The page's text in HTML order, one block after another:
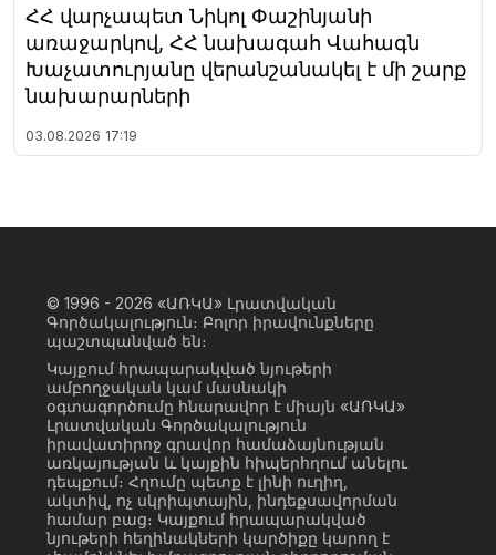
ՀՀ վարչապետ Նիկոլ Փաշինյանի
առաջարկով, ՀՀ նախագահ Վահագն
Խաչատուրյանը վերանշանակել է մի շարք
նախարարների
03.08.2026 17:19
© 1996 - 2026 «ԱՌԿԱ» Լրատվական
Գործակալություն։ Բոլոր իրավունքները
պաշտպանված են։
Կայքում հրապարակված նյութերի
ամբողջական կամ մասնակի
օգտագործումը հնարավոր է միայն «ԱՌԿԱ»
Լրատվական Գործակալություն
իրավատիրոջ գրավոր համաձայնության
առկայության և կայքին հիպերհղում անելու
դեպքում։ Հղումը պետք է լինի ուղիղ,
ակտիվ, ոչ սկրիպտային, ինդեքսավորման
համար բաց։ Կայքում հրապարակված
նյութերի հեղինակների կարծիքը կարող է